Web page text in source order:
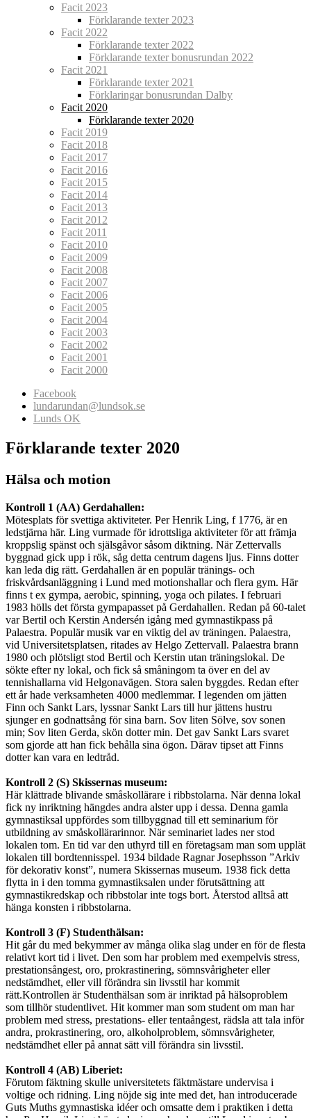
Facit 2023
Förklarande texter 2023
Facit 2022
Förklarande texter 2022
Förklarande texter bonusrundan 2022
Facit 2021
Förklarande texter 2021
Förklaringar bonusrundan Dalby
Facit 2020
Förklarande texter 2020
Facit 2019
Facit 2018
Facit 2017
Facit 2016
Facit 2015
Facit 2014
Facit 2013
Facit 2012
Facit 2011
Facit 2010
Facit 2009
Facit 2008
Facit 2007
Facit 2006
Facit 2005
Facit 2004
Facit 2003
Facit 2002
Facit 2001
Facit 2000
Facebook
lundarundan@lundsok.se
Lunds OK
Förklarande texter 2020
Hälsa och motion
Kontroll 1 (AA) Gerdahallen:
Mötesplats för svettiga aktiviteter. Per Henrik Ling, f 1776, är en
ledstjärna här. Ling vurmade för idrottsliga aktiviteter för att främja
kroppslig spänst och själsgåvor såsom diktning. När Zettervalls
byggnad gick upp i rök, såg detta centrum dagens ljus. Finns dotter
kan leda dig rätt. Gerdahallen är en populär tränings- och
friskvårdsanläggning i Lund med motionshallar och flera gym. Här
finns t ex gympa, aerobic, spinning, yoga och pilates. I februari
1983 hölls det första gympapasset på Gerdahallen. Redan på 60-talet
var Bertil och Kerstin Andersén igång med gymnastikpass på
Palaestra. Populär musik var en viktig del av träningen. Palaestra,
vid Universitetsplatsen, ritades av Helgo Zettervall. Palaestra brann
1980 och plötsligt stod Bertil och Kerstin utan träningslokal. De
sökte efter ny lokal, och fick så småningom ta över en del av
tennishallarna vid Helgonavägen. Stora salen byggdes. Redan efter
ett år hade verksamheten 4000 medlemmar. I legenden om jätten
Finn och Sankt Lars, lyssnar Sankt Lars till hur jättens hustru
sjunger en godnattsång för sina barn. Sov liten Sölve, sov sonen
min; Sov liten Gerda, skön dotter min. Det gav Sankt Lars svaret
som gjorde att han fick behålla sina ögon. Därav tipset att Finns
dotter kan vara en ledtråd.
Kontroll 2 (S) Skissernas museum:
Här klättrade blivande småskollärare i ribbstolarna. När denna lokal
fick ny inriktning hängdes andra alster upp i dessa. Denna gamla
gymnastiksal uppfördes som tillbyggnad till ett seminarium för
utbildning av småskollärarinnor. När seminariet lades ner stod
lokalen tom. En tid var den uthyrd till en företagsam man som upplät
lokalen till bordtennisspel. 1934 bildade Ragnar Josephsson ”Arkiv
för dekorativ konst”, numera Skissernas museum. 1938 fick detta
flytta in i den tomma gymnastiksalen under förutsättning att
gymnastikredskap och ribbstolar inte togs bort. Återstod alltså att
hänga konsten i ribbstolarna.
Kontroll 3 (F) Studenthälsan:
Hit går du med bekymmer av många olika slag under en för de flesta
relativt kort tid i livet. Den som har problem med exempelvis stress,
prestationsångest, oro, prokrastinering, sömnsvårigheter eller
nedstämdhet, eller vill förändra sin livsstil har kommit
rätt.Kontrollen är Studenthälsan som är inriktad på hälsoproblem
som tillhör studentlivet. Hit kommer man som student om man har
problem med stress, prestations- eller tentaångest, rädsla att tala inför
andra, prokrastinering, oro, alkoholproblem, sömnsvårigheter,
nedstämdhet eller på annat sätt vill förändra sin livsstil.
Kontroll 4 (AB) Liberiet:
Förutom fäktning skulle universitetets fäktmästare undervisa i
voltige och ridning. Ling nöjde sig inte med det, han introducerade
Guts Muths gymnastiska idéer och omsatte dem i praktiken i detta